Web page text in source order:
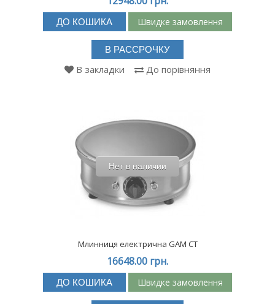
ДО КОШИКА Швидке замовлення
В РАССРОЧКУ
В закладки До порівняння
Нет в наличии
Млинниця електрична GAM CT
16648.00 грн.
ДО КОШИКА Швидке замовлення